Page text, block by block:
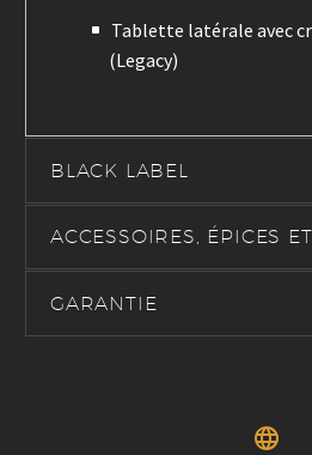
Tablette latérale avec
(Legacy)
BLACK LABEL
ACCESSOIRES, ÉPICES
GARANTIE

